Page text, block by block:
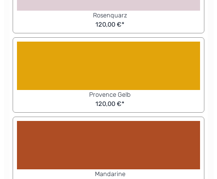
Rosenquarz
120,00 €*
Provence Gelb
120,00 €*
Mandarine